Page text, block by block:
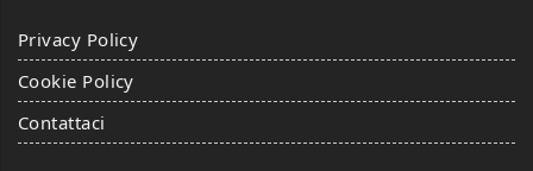
Privacy Policy
Cookie Policy
Contattaci